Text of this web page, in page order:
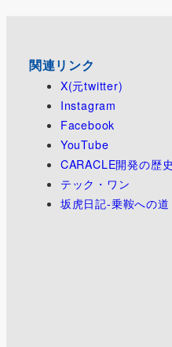
関連リンク
X(元twitter)
Instagram
Facebook
YouTube
CARACLE開発の歴史
テック・ワン
坂虎日記-乗鞍への道